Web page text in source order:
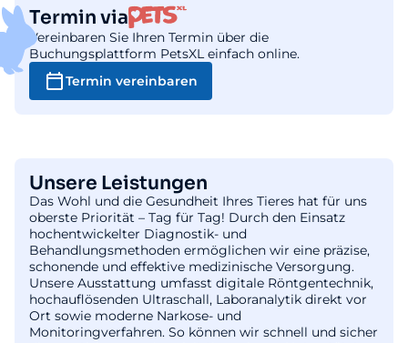
Termin via
Vereinbaren Sie Ihren Termin über die
Buchungsplattform PetsXL einfach online.
Termin vereinbaren
Unsere Leistungen
Das Wohl und die Gesundheit Ihres Tieres hat für uns
oberste Priorität – Tag für Tag! Durch den Einsatz
hochentwickelter Diagnostik- und
Behandlungsmethoden ermöglichen wir eine präzise,
schonende und effektive medizinische Versorgung.
Unsere Ausstattung umfasst digitale Röntgentechnik,
hochauflösenden Ultraschall, Laboranalytik direkt vor
Ort sowie moderne Narkose- und
Monitoringverfahren. So können wir schnell und sicher